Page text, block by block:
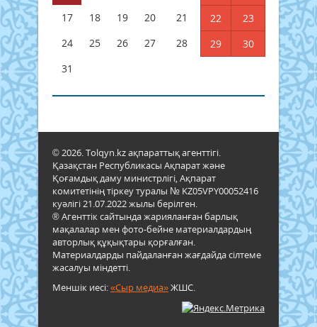
17
18 19 20 21 22
23
24
25 26 27 28 29
30
31
© 2026. Tolqyn.kz ақпараттық агенттігі.
Қазақстан Республикасы Ақпарат және
Қоғамдық даму министрлігі, Ақпарат
комитетінің тіркеу туралы № KZ05VPY00052416
куәлігі 21.07.2022 жылы берілген.
® Агенттік сайтында жарияланған барлық
мақалалар мен фото-бейне материалдардың
авторлық құқықтары қорғалған.
Материалдарды пайдаланған жағдайда сілтеме
жасалуы міндетті.
Меншік иесі:«Сыр медиа»ЖШС.